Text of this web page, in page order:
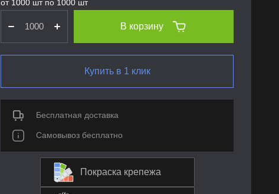
от 1000 шт по 1000 шт
В корзину
Купить в 1 клик
Бесплатная доставка
Самовывоз бесплатно
Покраска крепежа